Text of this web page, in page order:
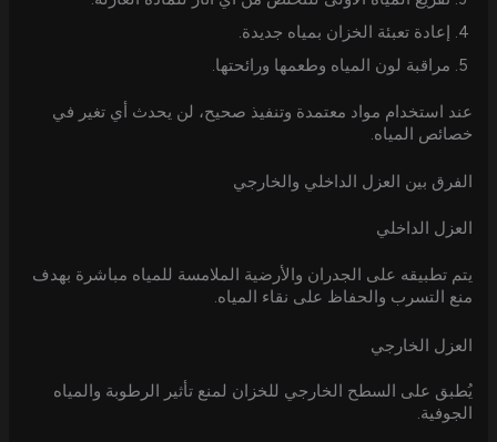
إعادة تعبئة الخزان بمياه جديدة.
مراقبة لون المياه وطعمها ورائحتها.
عند استخدام مواد معتمدة وتنفيذ صحيح، لن يحدث أي تغير في
خصائص المياه.
الفرق بين العزل الداخلي والخارجي
العزل الداخلي
يتم تطبيقه على الجدران والأرضية الملامسة للمياه مباشرة بهدف
منع التسرب والحفاظ على نقاء المياه.
العزل الخارجي
يُطبق على السطح الخارجي للخزان لمنع تأثير الرطوبة والمياه
الجوفية.